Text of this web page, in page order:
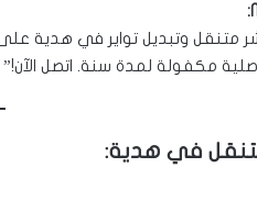
مكفولة لمدة سنة. اتصل الآن!”
في هدية: